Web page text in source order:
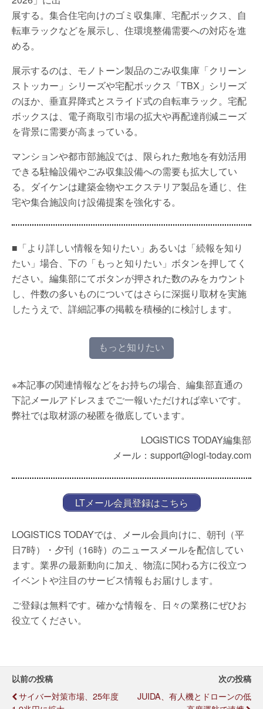
展する。集合住宅向けのゴミ収集庫、宅配ボックス、自
転車ラックなどを展示し、住環境整備需要への対応を進
める。
展示するのは、モノトーン製品のごみ収集庫「クリーン
ストッカー」シリーズや宅配ボックス「TBX」シリーズ
のほか、垂直昇降式とスライド式の自転車ラック。宅配
ボックスは、電子商取引市場の拡大や再配達削減ニーズ
を背景に需要が高まっている。
マンションや都市部施設では、限られた敷地を有効活用
できる駐輪設備やごみ収集設備への需要も拡大してい
る。ダイケンは建築金物やエクステリア製品を通じ、住
宅や集合施設向け設備提案を強化する。
■「より詳しい情報を知りたい」あるいは「続報を知り
たい」場合、下の「もっと知りたい」ボタンを押してく
ださい。編集部にてボタンが押された数のみをカウント
し、件数の多いものについてはさらに深掘り取材を実施
したうえで、詳細記事の掲載を積極的に検討します。
もっと知りたい
※本記事の関連情報などをお持ちの場合、編集部直通の
下記メールアドレスまでご一報いただければ幸いです。
弊社では取材源の秘匿を徹底しています。
LOGISTICS TODAY編集部
メール：support@logi-today.com
LTメール会員登録はこちら
LOGISTICS TODAYでは、メール会員向けに、朝刊（平
日7時）・夕刊（16時）のニュースメールを配信してい
ます。業界の最新動向に加え、物流に関わる方に役立つ
イベントや注目のサービス情報もお届けします。
ご登録は無料です。確かな情報を、日々の業務にぜひお
役立てください。
以前の投稿
サイバー対策市場、25年度
次の投稿
JUIDA、有人機とドローンの低